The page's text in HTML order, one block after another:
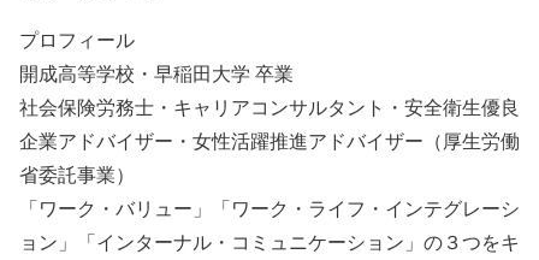
プロフィール
開成高等学校・早稲田大学 卒業
社会保険労務士・キャリアコンサルタント・安全衛生優良
企業アドバイザー・女性活躍推進アドバイザー（厚生労働
省委託事業）
「ワーク・バリュー」「ワーク・ライフ・インテグレーシ
ョン」「インターナル・コミュニケーション」の３つをキ